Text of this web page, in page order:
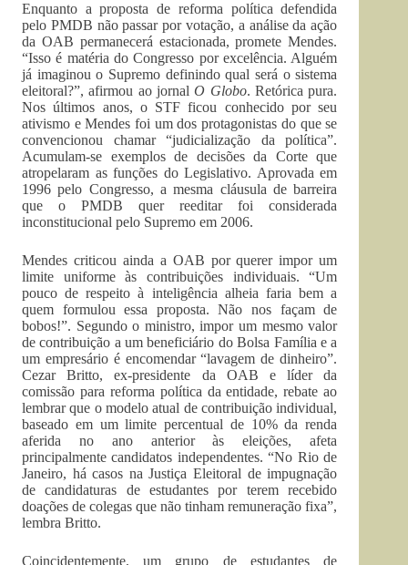
Enquanto a proposta de reforma política defendida
pelo PMDB não passar por votação, a análise da ação
da OAB permanecerá estacionada, promete Mendes.
“Isso é matéria do Congresso por excelência. Alguém
já imaginou o Supremo definindo qual será o sistema
eleitoral?”, afirmou ao jornalO Globo. Retórica pura.
Nos últimos anos, o STF ficou conhecido por seu
ativismo e Mendes foi um dos protagonistas do que se
convencionou chamar “judicialização da política”.
Acumulam-se exemplos de decisões da Corte que
atropelaram as funções do Legislativo. Aprovada em
1996 pelo Congresso, a mesma cláusula de barreira
que o PMDB quer reeditar foi considerada
inconstitucional pelo Supremo em 2006.
Mendes criticou ainda a OAB por querer impor um
limite uniforme às contribuições individuais. “Um
pouco de respeito à inteligência alheia faria bem a
quem formulou essa proposta. Não nos façam de
bobos!”. Segundo o ministro, impor um mesmo valor
de contribuição a um beneficiário do Bolsa Família e a
um empresário é encomendar “lavagem de dinheiro”.
Cezar Britto, ex-presidente da OAB e líder da
comissão para reforma política da entidade, rebate ao
lembrar que o modelo atual de contribuição individual,
baseado em um limite percentual de 10% da renda
aferida no ano anterior às eleições, afeta
principalmente candidatos independentes. “No Rio de
Janeiro, há casos na Justiça Eleitoral de impugnação
de candidaturas de estudantes por terem recebido
doações de colegas que não tinham remuneração fixa”,
lembra Britto.
Coincidentemente, um grupo de estudantes de